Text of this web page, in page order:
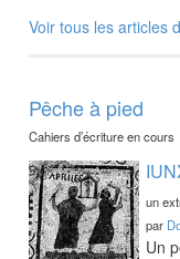
Voir tous les articles
Pêche à pied
Cahiers d’écriture en cours
un
par
Un